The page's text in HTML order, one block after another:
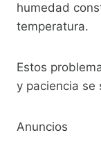
humedad
temperatura.
Estos
y paciencia se
Anuncios